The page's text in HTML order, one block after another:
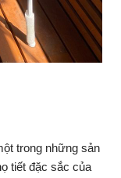
trong những sản
tiết đặc sắc của